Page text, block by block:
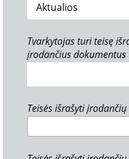
Tvarkytojas turi teisę
įrodančius dokumentus
Teisės išrašyti